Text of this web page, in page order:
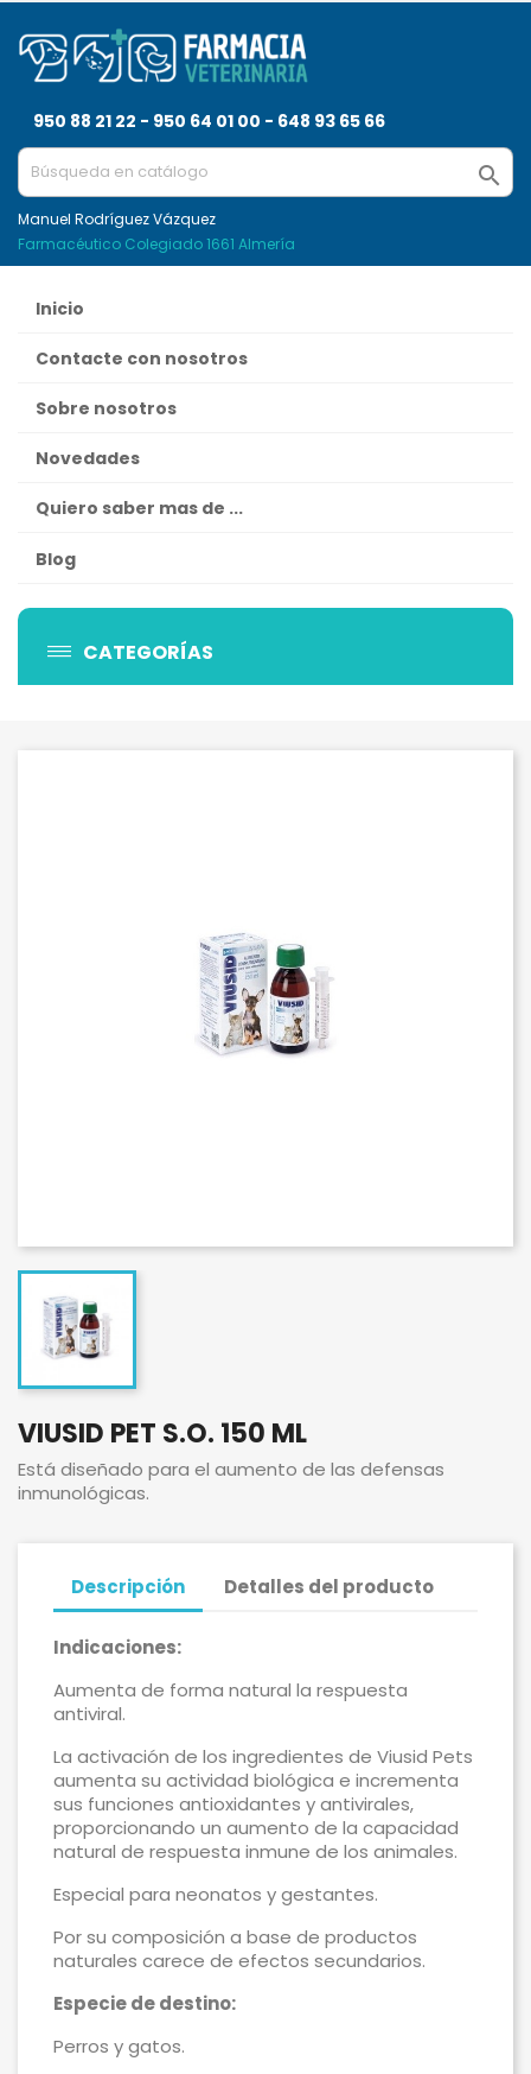
950 88 21 22 - 950 64 01 00 - 648 93 65 66

Manuel Rodríguez Vázquez
Farmacéutico Colegiado 1661 Almería
Inicio
Contacte con nosotros
Sobre nosotros
Novedades
Quiero saber mas de ...
Blog
CATEGORÍAS
VIUSID PET S.O. 150 ML
Está diseñado para el aumento de las defensas
inmunológicas.
Descripción Detalles del producto
Indicaciones:
Aumenta de forma natural la respuesta
antiviral.
La activación de los ingredientes de Viusid Pets
aumenta su actividad biológica e incrementa
sus funciones antioxidantes y antivirales,
proporcionando un aumento de la capacidad
natural de respuesta inmune de los animales.
Especial para neonatos y gestantes.
Por su composición a base de productos
naturales carece de efectos secundarios.
Especie de destino:
Perros y gatos.